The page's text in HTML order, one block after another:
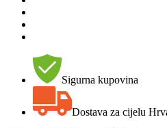
Sigurna kupovina
Dostava za cijelu